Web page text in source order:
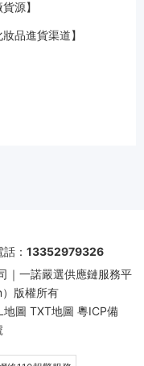
源】
品進貨渠道】
： 13352979326
｜一諾嚴選供應鏈服務平
版權所有
地圖 TXT地圖 粵ICP備